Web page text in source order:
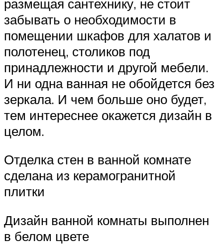
размещая сантехнику, не стоит
забывать о необходимости в
помещении шкафов для халатов и
полотенец, столиков под
принадлежности и другой мебели.
И ни одна ванная не обойдется без
зеркала. И чем больше оно будет,
тем интереснее окажется дизайн в
целом.
Отделка стен в ванной комнате
сделана из керамогранитной
плитки
Дизайн ванной комнаты выполнен
в белом цвете